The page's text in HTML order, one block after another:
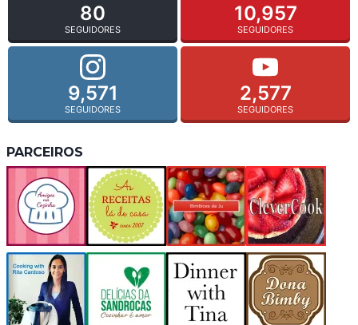
80
SEGUIDORES
10,957
SEGUIDORES
9,571
SEGUIDORES
2,577
SEGUIDORES
PARCEIROS